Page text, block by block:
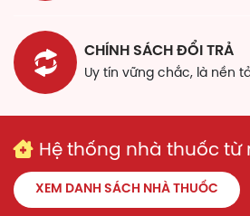
CHÍNH SÁCH ĐỔI TRẢ
Uy tín vững chắc, là nền
Hệ thống nhà thuốc từ
XEM DANH SÁCH NHÀ THUỐC